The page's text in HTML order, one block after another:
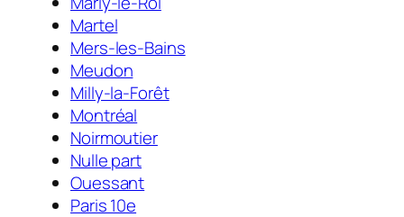
Martel
Mers-les-Bains
Meudon
Milly-la-Forêt
Montréal
Noirmoutier
Nulle part
Ouessant
Paris 10e